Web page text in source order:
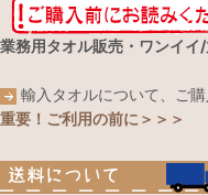
業務用タオル販売・ワンイイ
輸入タオルについて、ご
重要！ご利用の前に＞＞＞